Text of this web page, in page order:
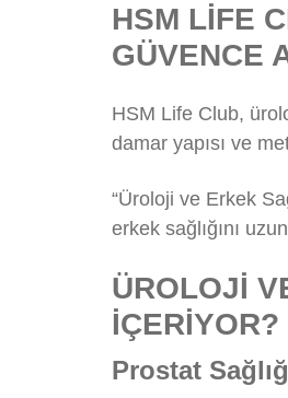
HSM LİFE
GÜVENCE
HSM Life Club,
damar yapısı ve
“Üroloji ve Erkek
erkek sağlığını
ÜROLOJİ
İÇERİYOR?
Prostat